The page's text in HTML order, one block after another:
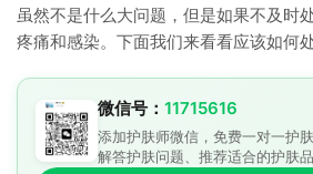
虽然不是什么大问题，但是如果不及时
疼痛和感染。下面我们来看看应该如何处
微信号： 11715616
添加护肤师微信，免费一对一护
解答护肤问题、推荐适合的护肤品